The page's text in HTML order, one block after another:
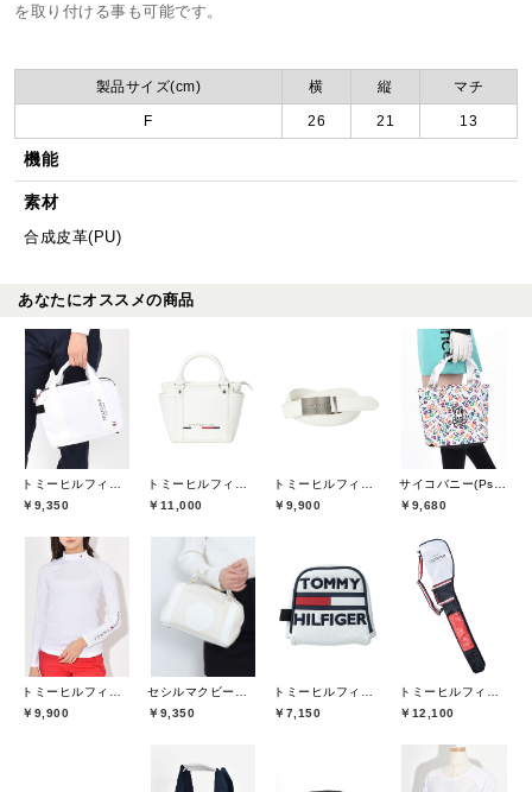
を取り付ける事も可能です。
製品サイズ(cm) 横 縦 マチ
F 26 21 13
機能
素材
合成皮革(PU)
あなたにオススメの商品
￥9,350
￥11,000
￥9,900
￥9,680
￥9,900
￥9,350
￥7,150
￥12,100